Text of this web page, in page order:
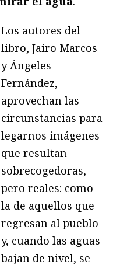
Los autores del
libro, Jairo Marcos
y Ángeles
Fernández,
aprovechan las
circunstancias para
legarnos imágenes
que resultan
sobrecogedoras,
pero reales: como
la de aquellos que
regresan al pueblo
y, cuando las aguas
bajan de nivel, se